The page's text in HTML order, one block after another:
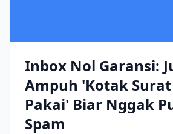
Inbox Nol Garansi:
Ampuh 'Kotak
Pakai' Biar Nggak
Spam